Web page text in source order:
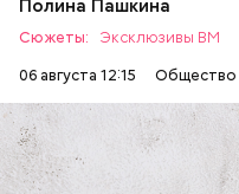
Полина Пашкина
Сюжеты: Эксклюзивы ВМ
06 августа 12:15
Общество
Ингредиенты: